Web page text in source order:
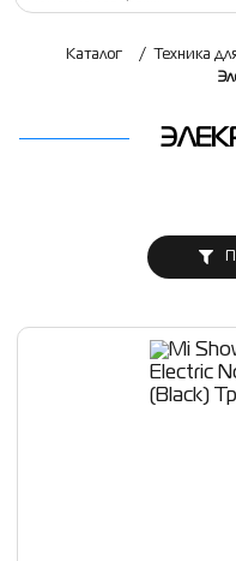
Каталог / Техника